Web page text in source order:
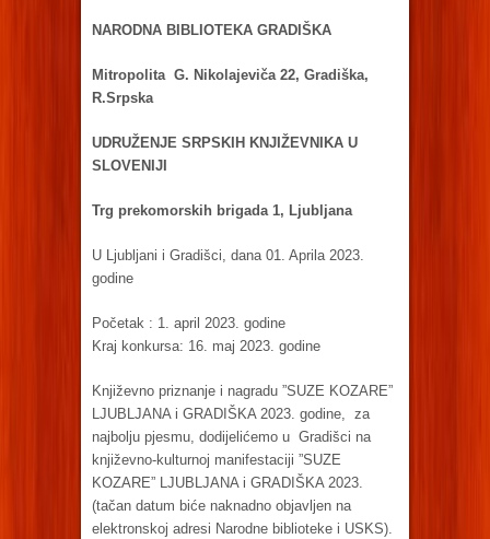
NARODNA BIBLIOTEKA GRADIŠKA
Mitropolita G. Nikolajeviča 22, Gradiška,
R.Srpska
UDRUŽENJE SRPSKIH KNJIŽEVNIKA U
SLOVENIJI
Trg prekomorskih brigada 1, Ljubljana
U Ljubljani i Gradišci, dana 01. Aprila 2023.
godine
Početak : 1. april 2023. godine
Kraj konkursa: 16. maj 2023. godine
Književno priznanje i nagradu ”SUZE KOZARE”
LJUBLJANA i GRADIŠKA 2023. godine, za
najbolju pjesmu, dodijelićemo u Gradišci na
književno-kulturnoj manifestaciji ”SUZE
KOZARE” LJUBLJANA i GRADIŠKA 2023.
(tačan datum biće naknadno objavljen na
elektronskoj adresi Narodne biblioteke i USKS).